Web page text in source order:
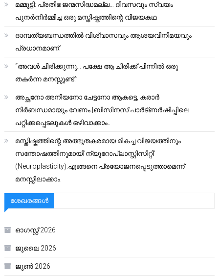
മമ്മൂട്ടി: പ്രതിഭ ജന്മസിദ്ധമല്ല… ദിവസവും സ്വയം
പുനർനിർമ്മിച്ച ഒരു മസ്തിഷ്കത്തിന്റെ വിജയകഥ
ദാമ്പത്യബന്ധത്തിൽ വിശ്വാസവും ആശയവിനിമയവും
പ്രധാനമാണ്.
“അവൾ ചിരിക്കുന്നു… പക്ഷേ ആ ചിരിക്ക് പിന്നിൽ ഒരു
തകർന്ന മനസ്സുണ്ട്.”
അച്ഛനോ അനിയനോ ചേട്ടനോ ആകട്ടെ, കരാർ
നിർബന്ധമായും വേണം |ബിസിനസ് പാർട്ണർഷിപ്പിലെ
പറ്റിക്കപ്പെടലുകൾ ഒഴിവാക്കാം..
മസ്തിഷ്കത്തിന്റെ അത്ഭുതകരമായ മികച്ച വിജയത്തിനും
സന്തോഷത്തിനുമായി’ന്യൂറോപ്ലാസ്റ്റിസിറ്റി’
(Neuroplasticity):എങ്ങനെ പ്രയോജനപ്പെടുത്താമെന്ന്
മനസ്സിലാക്കാം.
ശേഖരങ്ങൾ
ഓഗസ്റ്റ്‌ 2026
ജൂലൈ 2026
ജൂൺ 2026